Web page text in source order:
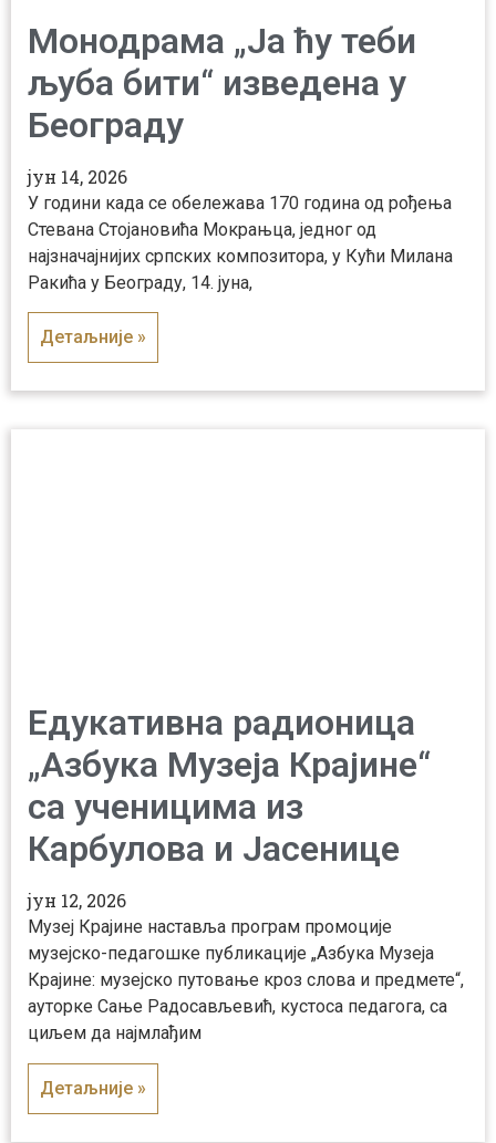
Монодрама „Ја ћу теби
љуба бити“ изведена у
Београду
јун 14, 2026
У години када се обележава 170 година од рођења
Стевана Стојановића Мокрањца, једног од
најзначајнијих српских композитора, у Кући Милана
Ракића у Београду, 14. јуна,
Детаљније »
Едукативна радионица
„Азбука Музеја Крајине“
са ученицима из
Карбулова и Јасенице
јун 12, 2026
Музеј Крајине наставља програм промоције
музејско-педагошке публикације „Азбука Музеја
Крајине: музејско путовање кроз слова и предмете“,
ауторке Сање Радосављевић, кустоса педагога, са
циљем да најмлађим
Детаљније »